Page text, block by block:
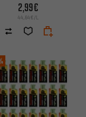
2,99€
44,64€/L